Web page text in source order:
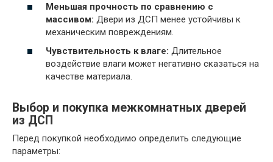
Меньшая прочность по сравнению с
массивом: Двери из ДСП менее устойчивы к
механическим повреждениям.
Чувствительность к влаге: Длительное
воздействие влаги может негативно сказаться на
качестве материала.
Выбор и покупка межкомнатных дверей
из ДСП
Перед покупкой необходимо определить следующие
параметры: